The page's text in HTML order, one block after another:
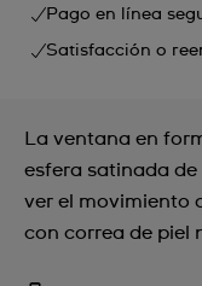
Pago en línea
Satisfacción o
La ventana en
esfera satinada de
ver el movimiento
con correa de piel